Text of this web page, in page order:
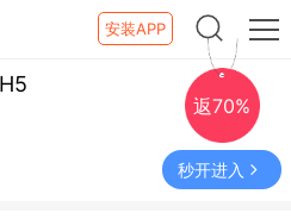
安装APP
返70%
秒开进入